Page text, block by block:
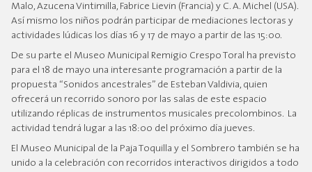
Malo, Azucena Vintimilla, Fabrice Lievin (Francia) y C. A. Michel (USA).
Así mismo los niños podrán participar de mediaciones lectoras y
actividades lúdicas los días 16 y 17 de mayo a partir de las 15:00.
De su parte el Museo Municipal Remigio Crespo Toral ha previsto
para el 18 de mayo una interesante programación a partir de la
propuesta “Sonidos ancestrales” de Esteban Valdivia, quien
ofrecerá un recorrido sonoro por las salas de este espacio
utilizando réplicas de instrumentos musicales precolombinos. La
actividad tendrá lugar a las 18:00 del próximo día jueves.
El Museo Municipal de la Paja Toquilla y el Sombrero también se ha
unido a la celebración con recorridos interactivos dirigidos a todo